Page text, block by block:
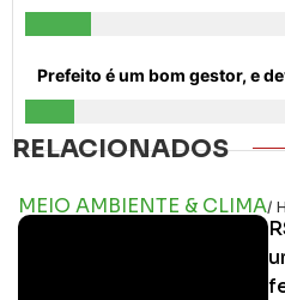
Prefeito é um bom gestor, e
RELACIONADOS
MEIO AMBIENTE & CLIMA/